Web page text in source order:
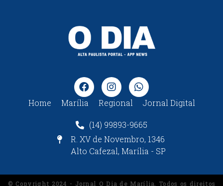
Home Marília Regional Jornal Digital
(14) 99893-9665
R. XV de Novembro, 1346
Alto Cafezal, Marília - SP
© Copyright 2024 - Jornal O Dia de Marília. Todos os direitos